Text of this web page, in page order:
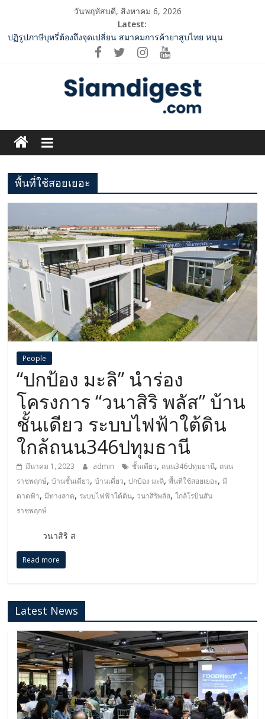
content
วันพฤหัสบดี, สิงหาคม 6, 2026
Latest:
ปฏิรูปภาษีบุหรี่ต้องถึงจุดเปลี่ยน สมาคมการค้ายาสูบไทย หนุน
โครงสร้างอัตราเดียว ลดบิดเบือนตลาด เพิ่มประสิทธิภาพจัดเก็บรายได้
ครั้งสำคัญ ส่งศิลปิน “เบสท์ – เบลล์” ปล่อยซิงเกิ้ลพิเศษ เอาใจคนอิน
SME D Bank ผนึกกำลัง สถาบันอาหาร เปิดตัว “FOODNext SME D
Navigator” ชูยุทธศาสตร์ “แหล่งทุนคู่องค์ความรู้” ติดปีก SME อาหาร
ไทยแข่งขันได้ในเวทีโลก
ททท. จับมือ TransNusa Airline – Traveloka ยกระดับการเชื่อมโยง
ไทย–อินโดนีเซีย ดันไทยสู่จุดหมายปลายทางคุณภาพ เชื่อม Asean
กกท.เปิดเกมรุก! ดันเอเชียนเกมส์ให้เป็นมากกว่าการแข่งขัน ผ่าน
แคมเปญระดับชาติ
Siam
Digest.com
ฺีBusiness
&
พื้นที่ใช้สอยเยอะ
People
“ปกป้อง มะลิ” นำร่อง
โครงการ “วนาสิริ พลัส” บ้าน
ชั้นเดียว ระบบไฟฟ้าใต้ดิน
ใกล้ถนน346ปทุมธานี
มีนาคม 1, 2023 admin ชั้นเดียว, ถนน346ปทุมธานี, ถนน
ราชพฤกษ์,บ้านชั้นเดียว,บ้านเดี่ยว,ปกป้อง มะลิ,พื้นที่ใช้สอยเยอะ,มี
ดาดฟ้า,มีทางลาด, ระบบไฟฟ้าใต้ดิน, วนาสิริพลัส,ใกล้โรบินสัน
ราชพฤกษ์
วนาสิริ ส
Read more
Latest News